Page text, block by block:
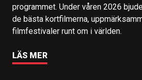
programmet. Under våren 2026
de bästa kortfilmerna,
filmfestivaler runt om i världen.
LÄS MER